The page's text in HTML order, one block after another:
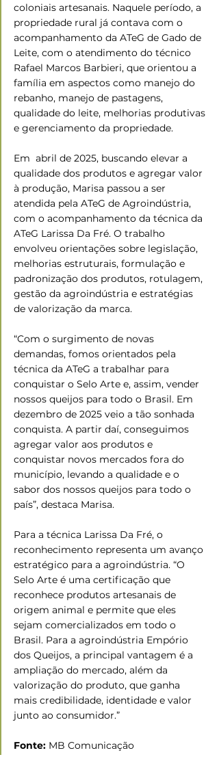
coloniais artesanais. Naquele período, a
propriedade rural já contava com o
acompanhamento da ATeG de Gado de
Leite, com o atendimento do técnico
Rafael Marcos Barbieri, que orientou a
família em aspectos como manejo do
rebanho, manejo de pastagens,
qualidade do leite, melhorias produtivas
e gerenciamento da propriedade.
Em  abril de 2025, buscando elevar a
qualidade dos produtos e agregar valor
à produção, Marisa passou a ser
atendida pela ATeG de Agroindústria,
com o acompanhamento da técnica da
ATeG Larissa Da Fré. O trabalho
envolveu orientações sobre legislação,
melhorias estruturais, formulação e
padronização dos produtos, rotulagem,
gestão da agroindústria e estratégias
de valorização da marca.
“Com o surgimento de novas
demandas, fomos orientados pela
técnica da ATeG a trabalhar para
conquistar o Selo Arte e, assim, vender
nossos queijos para todo o Brasil. Em
dezembro de 2025 veio a tão sonhada
conquista. A partir daí, conseguimos
agregar valor aos produtos e
conquistar novos mercados fora do
município, levando a qualidade e o
sabor dos nossos queijos para todo o
país”, destaca Marisa.
Para a técnica Larissa Da Fré, o
reconhecimento representa um avanço
estratégico para a agroindústria. “O
Selo Arte é uma certificação que
reconhece produtos artesanais de
origem animal e permite que eles
sejam comercializados em todo o
Brasil. Para a agroindústria Empório
dos Queijos, a principal vantagem é a
ampliação do mercado, além da
valorização do produto, que ganha
mais credibilidade, identidade e valor
junto ao consumidor.”
Fonte: MB Comunicação